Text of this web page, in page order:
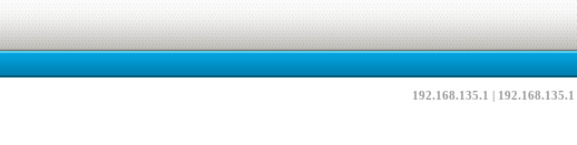
192.168.135.1 | 192.168.135.1